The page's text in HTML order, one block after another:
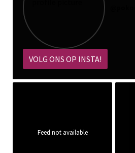
VOLG ONS OP INSTA!
Feed not available